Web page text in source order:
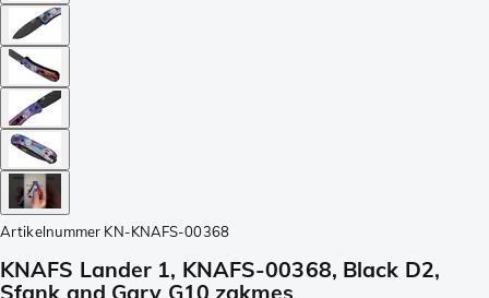
Artikelnummer KN-KNAFS-00368
KNAFS Lander 1, KNAFS-00368, Black D2,
Sfank and Gary G10 zakmes